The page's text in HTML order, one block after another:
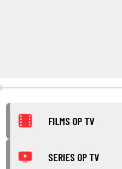
FILMS OP TV
SERIES OP TV